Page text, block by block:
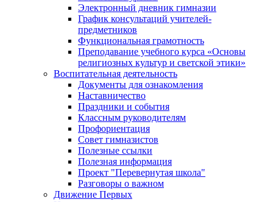
Электронный дневник гимназии
График консультаций учителей-
предметников
Функциональная грамотность
Преподавание учебного курса «Основы
религиозных культур и светской этики»
Воспитательная деятельность
Документы для ознакомления
Наставничество
Праздники и события
Классным руководителям
Профориентация
Совет гимназистов
Полезные ссылки
Полезная информация
Проект "Перевернутая школа"
Разговоры о важном
Движение Первых